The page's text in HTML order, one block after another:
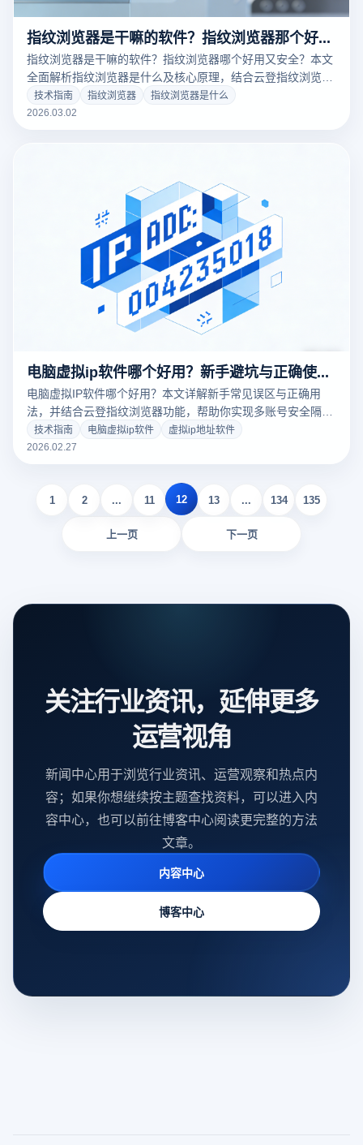
指纹浏览器是干嘛的软件？指纹浏览器那个好用又安全？
指纹浏览器是干嘛的软件？指纹浏览器哪个好用又安全？本文
全面解析指纹浏览器是什么及核心原理，结合云登指纹浏览器
功能，助你实现多账号稳定管理。
技术指南 指纹浏览器
指纹浏览器是什么
2026.03.02
电脑虚拟ip软件哪个好用？新手避坑与正确使用方法
电脑虚拟IP软件哪个好用？本文详解新手常见误区与正确用
法，并结合云登指纹浏览器功能，帮助你实现多账号安全隔离
与稳定运营。
技术指南 电脑虚拟ip软件
虚拟ip地址软件
2026.02.27
上一页
1 2 ... 11 12 13 ... 134 135
下一页
关注行业资讯，延伸更多
运营视角
新闻中心用于浏览行业资讯、运营观察和热点内
容；如果你想继续按主题查找资料，可以进入内
容中心，也可以前往博客中心阅读更完整的方法
文章。
内容中心
博客中心